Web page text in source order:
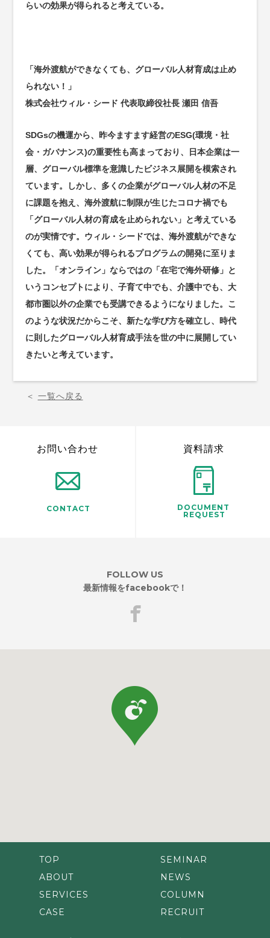
らいの効果が得られると考えている。
「海外渡航ができなくても、グローバル人材育成は止め
られない！」
株式会社ウィル・シード 代表取締役社長 瀬田 信吾
SDGsの機運から、昨今ますます経営のESG(環境・社
会・ガバナンス)の重要性も高まっており、日本企業は一
層、グローバル標準を意識したビジネス展開を模索され
ています。しかし、多くの企業がグローバル人材の不足
に課題を抱え、海外渡航に制限が生じたコロナ禍でも
「グローバル人材の育成を止められない」と考えている
のが実情です。ウィル・シードでは、海外渡航ができな
くても、高い効果が得られるプログラムの開発に至りま
した。「オンライン」ならではの「在宅で海外研修」と
いうコンセプトにより、子育て中でも、介護中でも、大
都市圏以外の企業でも受講できるようになりました。こ
のような状況だからこそ、新たな学び方を確立し、時代
に則したグローバル人材育成手法を世の中に展開してい
きたいと考えています。
＜ 一覧へ戻る
CONTACT
お問い合わせ
DOCUMENT
REQUEST
資料請求
FOLLOW US
最新情報をfacebookで！
TOP
ABOUT
SERVICES
CASE
SEMINAR
NEWS
COLUMN
RECRUIT